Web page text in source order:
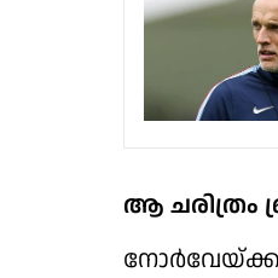
ആ ചരിത്രം